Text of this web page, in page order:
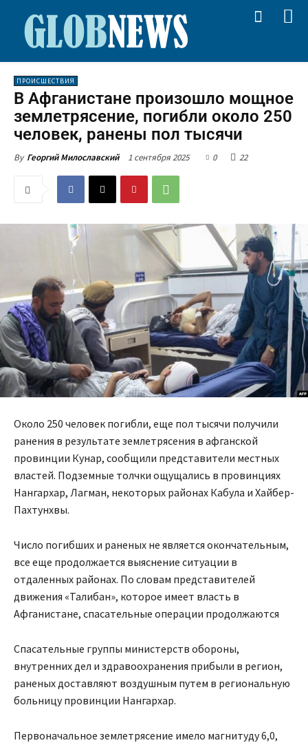
ПРОИСШЕСТВИЯ
В Афганистане произошло мощное
землетрясение, погибли около 250
человек, ранены пол тысячи
By Георгий Милославский 1 сентября 2025 0 22
Около 250 человек погибли, еще пол тысячи получили
ранения в результате землетрясения в афганской
провинции Кунар, сообщили представители местных
властей. Подземные толчки ощущались в провинциях
Нангархар, Лагман, некоторых районах Кабула и Хайбер-
Пахтунхвы.
Число погибших и раненых не является окончательным,
все еще продолжается выяснение ситуации в
отдаленных районах. По словам представителей
движения «Талибан», которое имеет власть в
Афганистане, спасательные операции продолжаются
Спасательные группы министерств обороны,
внутренних дел и здравоохранения прибыли в регион,
раненых доставляют воздушным путем в региональную
больницу провинции Нангархар.
Первоначальное землетрясение имело магнитуду 6,0,